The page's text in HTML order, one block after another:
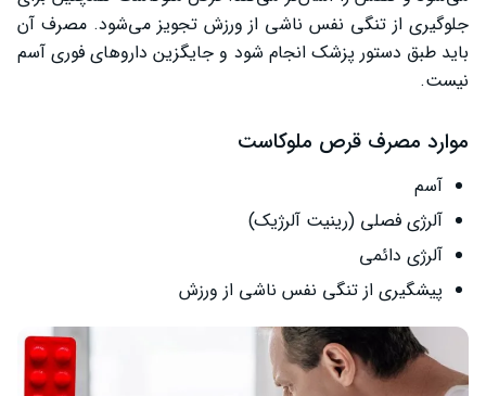
جلوگیری از تنگی نفس ناشی از ورزش تجویز می‌شود. مصرف آن
باید طبق دستور پزشک انجام شود و جایگزین داروهای فوری آسم
نیست.
موارد مصرف قرص ملوکاست
آسم
آلرژی فصلی (رینیت آلرژیک)
آلرژی دائمی
پیشگیری از تنگی نفس ناشی از ورزش